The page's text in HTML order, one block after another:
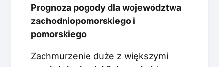
Prognoza pogody dla województwa
zachodniopomorskiego i
pomorskiego
Zachmurzenie duże z większymi